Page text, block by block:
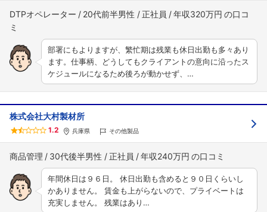
DTPオペレーター 20代前半男性 正社員 年収320万円
部署にもよりますが、繁忙期は残業も休日出勤も多々あり
ます。仕事柄、どうしてもクライアントの意向に沿ったス
ケジュールになるため後ろが動かせず、…
株式会社大村製材所
1.2 兵庫県 その他製品
商品管理 30代後半男性 正社員 年収240万円
年間休日は９６日。 休日出勤も含めると９０日くらいし
かありません。 賃金も上がらないので、プライベートは
充実しません。 残業はあり…